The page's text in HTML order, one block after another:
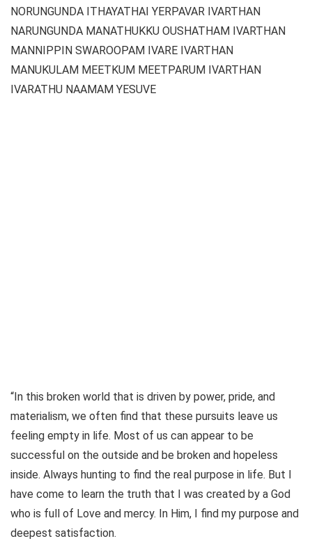
NORUNGUNDA ITHAYATHAI YERPAVAR IVARTHAN
NARUNGUNDA MANATHUKKU OUSHATHAM IVARTHAN
MANNIPPIN SWAROOPAM IVARE IVARTHAN
MANUKULAM MEETKUM MEETPARUM IVARTHAN
IVARATHU NAAMAM YESUVE
“In this broken world that is driven by power, pride, and
materialism, we often find that these pursuits leave us
feeling empty in life. Most of us can appear to be
successful on the outside and be broken and hopeless
inside. Always hunting to find the real purpose in life. But I
have come to learn the truth that I was created by a God
who is full of Love and mercy. In Him, I find my purpose and
deepest satisfaction.